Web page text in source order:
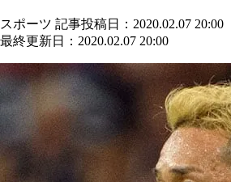
スポーツ 記事投稿日：2020.02.07 20:00
最終更新日：2020.02.07 20:00